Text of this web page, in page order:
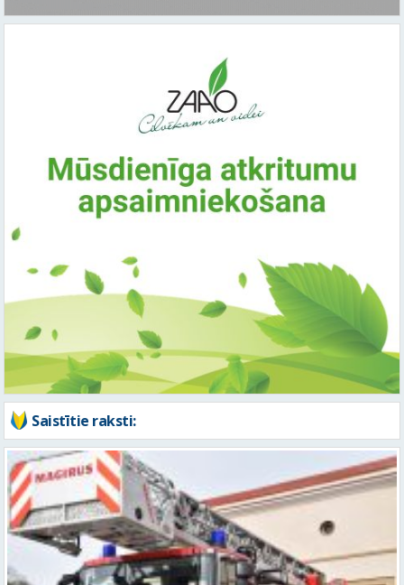
Saistītie raksti: